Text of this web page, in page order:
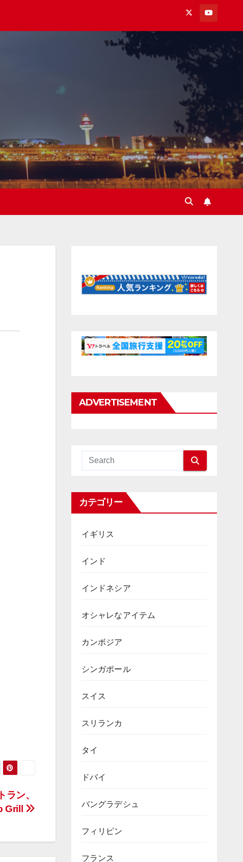
ン、
Grill
ADVERTISEMENT
カテゴリー
イギリス
インド
インドネシア
オシャレなアイテム
カンボジア
シンガポール
スイス
スリランカ
タイ
ドバイ
バングラデシュ
フィリピン
フランス